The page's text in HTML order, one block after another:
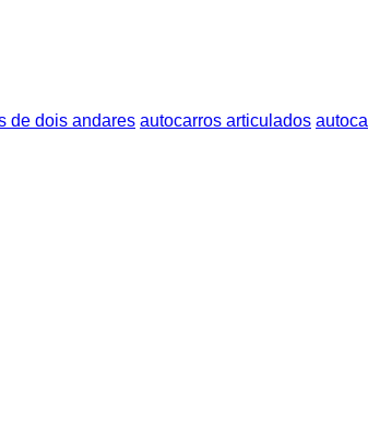
de dois andares autocarros articulados